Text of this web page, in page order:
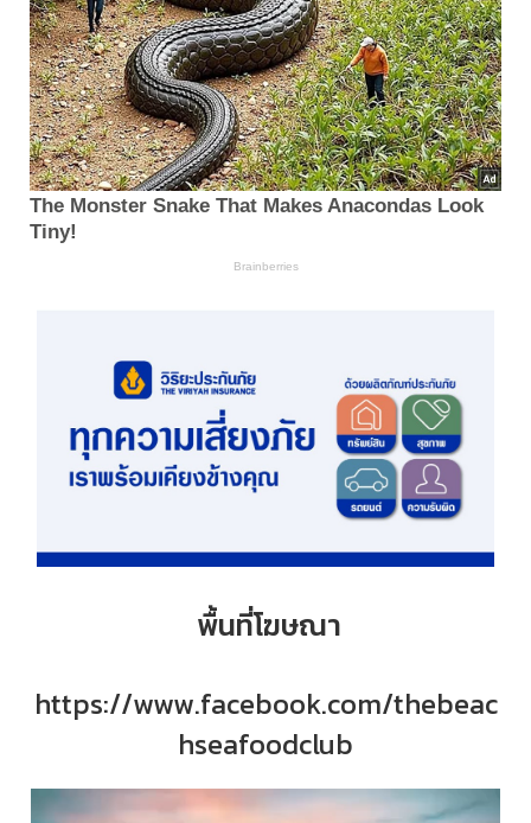
พื้นที่โฆษณา
https://www.facebook.com/thebeac
hseafoodclub